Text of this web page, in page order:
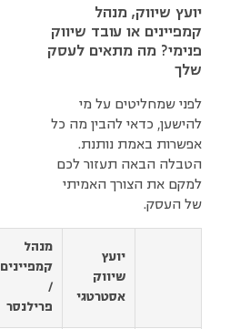
יועץ שיווק, מנהל
קמפיינים או עובד שיווק
פנימי? מה מתאים לעסק
שלך
לפני שמחליטים על מי
להישען, כדאי להבין מה כל
אפשרות באמת נותנת.
הטבלה הבאה תעזור לכם
למקם את הצורך האמיתי
של העסק.
יועץ
שיווק
אסטרטגי
מנהל
קמפיינים
/
פרילנסר